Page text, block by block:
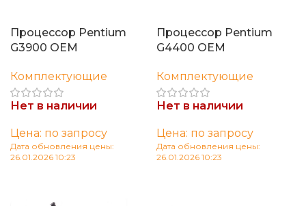
Процессор Pentium
G3900 OEM
Комплектующие
Нет в наличии
Цена: по запросу
Дата обновления цены:
26.01.2026 10:23
Процессор Pentium
G4400 OEM
Комплектующие
Нет в наличии
Цена: по запросу
Дата обновления цены:
26.01.2026 10:23